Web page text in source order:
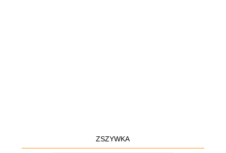
ZSZYWKA